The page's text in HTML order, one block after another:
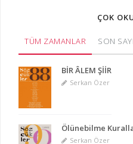
ÇOK
TÜM ZAMANLAR SON SAYI
BİR ÂLEM ŞİİR
Serkan Özer
Ölünebilme
Serkan Özer